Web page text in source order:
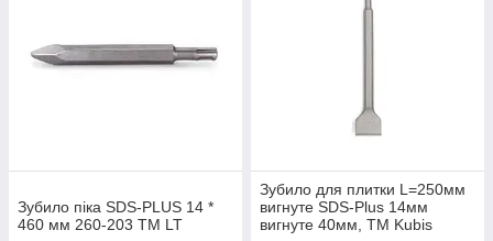
Зубило піка SDS-PLUS 14 *
460 мм 260-203 ТМ LT
Зубило для плитки L=250мм
вигнуте SDS-Plus 14мм
вигнуте 40мм, ТМ Kubis